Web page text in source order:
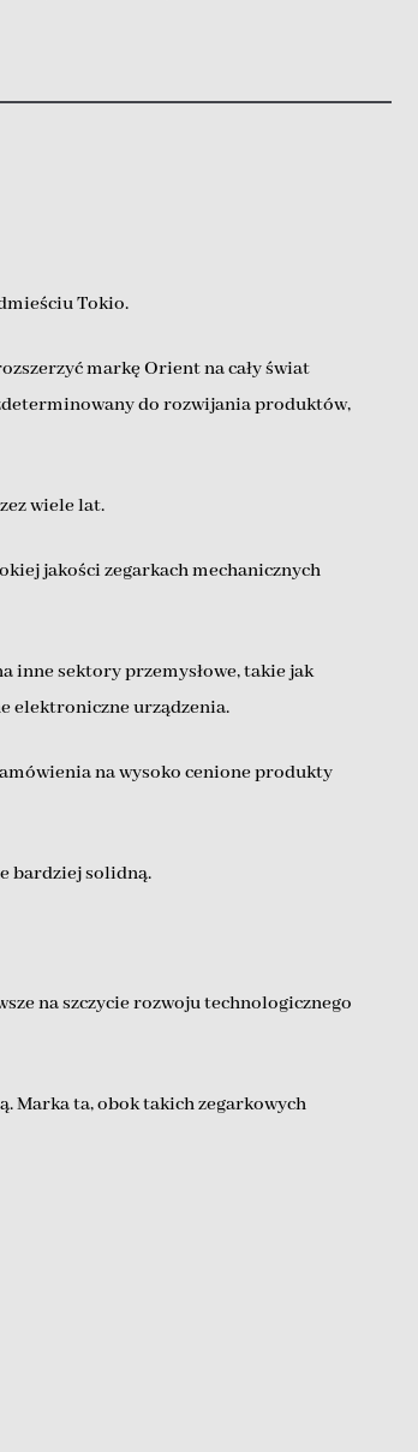
Tokio.
markę Orient na cały świat
do rozwijania produktów,
wiele lat.
jakości zegarkach mechanicznych
inne sektory przemysłowe, takie jak
elektroniczne urządzenia.
na wysoko cenione produkty
bardziej solidną.
na szczycie rozwoju technologicznego
Marka ta, obok takich zegarkowych